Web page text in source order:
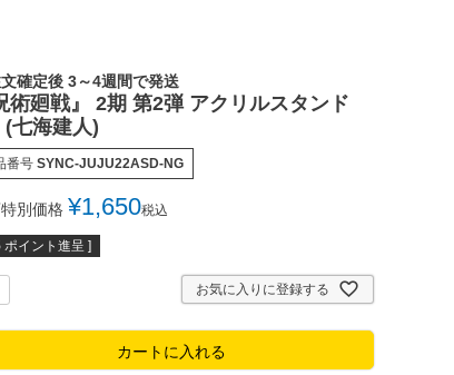
確定後 3～4週間で発送
術廻戦』 2期 第2弾 アクリルスタンド
(七海建人)
番号 SYNC-JUJU22ASD-NG
別価格 ¥1,650税込
ポイント進呈 ]
お気に入りに登録する
カートに入れる